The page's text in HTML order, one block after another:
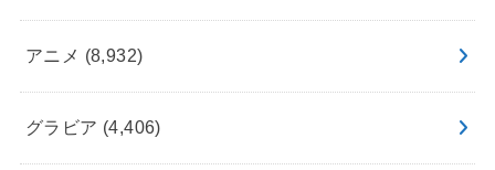
アニメ (8,932)
グラビア (4,406)